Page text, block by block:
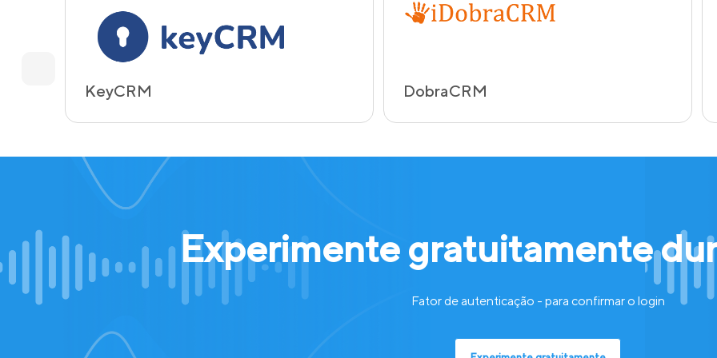
KeyCRM DobraCRM
Experimente gratuitamente
Fator de autenticação - para confirmar o login